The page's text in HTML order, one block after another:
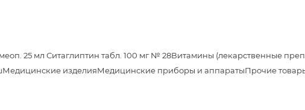
25 мл Ситаглиптин табл. 100 мг № 28Витамины (лекарственные
Медицинские изделияМедицинские приборы и аппаратыПрочие